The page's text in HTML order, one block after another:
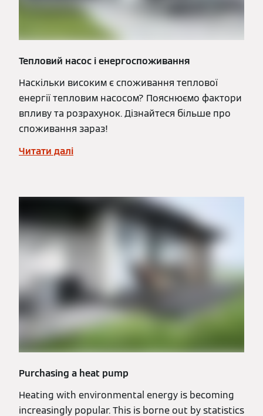
Тепловий насос і енергоспоживання
Наскільки високим є споживання теплової
енергії тепловим насосом? Пояснюємо фактори
впливу та розрахунок. Дізнайтеся більше про
споживання зараз!
Читати далі
Purchasing a heat pump
Heating with environmental energy is becoming
increasingly popular. This is borne out by statistics